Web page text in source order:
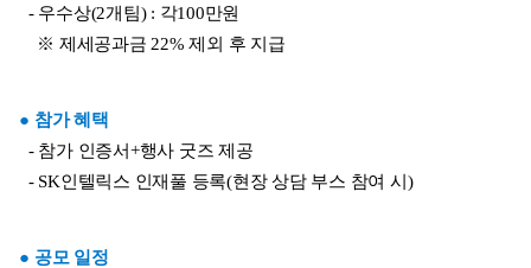
- 우수상(2개팀) : 각100만원
※ 제세공과금 22% 제외 후 지급
● 참가 혜택
- 참가 인증서+행사 굿즈 제공
- SK인텔릭스 인재풀 등록(현장 상담 부스 참여 시)
● 공모 일정